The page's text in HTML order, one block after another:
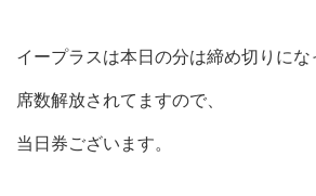
イープラスは本日の分は締め切りにな
席数解放されてますので、
当日券ございます。